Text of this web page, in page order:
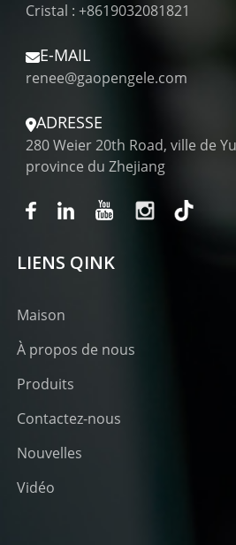
Cristal : +8619032081821
E-MAIL
renee@gaopengele.com
ADRESSE
280 Weier 20th Road, ville de
province du Zhejiang
LIENS QINK
Maison
À propos de nous
Produits
Contactez-nous
Nouvelles
Vidéo